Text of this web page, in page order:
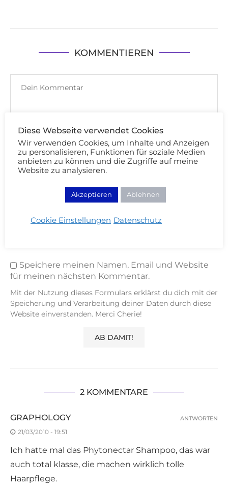
KOMMENTIEREN
Speichere meinen Namen, Email und Website
für meinen nächsten Kommentar.
Mit der Nutzung dieses Formulars erklärst du dich mit der
Speicherung und Verarbeitung deiner Daten durch diese
Website einverstanden. Merci Cherie!
2 KOMMENTARE
GRAPHOLOGY
21/03/2010 - 19:51
Ich hatte mal das Phytonectar Shampoo, das war
auch total klasse, die machen wirklich tolle
Haarpflege.
ANTWORTEN
Diese Webseite verwendet Cookies
Wir verwenden Cookies, um Inhalte und Anzeigen
zu personalisieren, Funktionen für soziale Medien
anbieten zu können und die Zugriffe auf meine
Website zu analysieren.
Akzeptieren Ablehnen
Cookie Einstellungen Datenschutz